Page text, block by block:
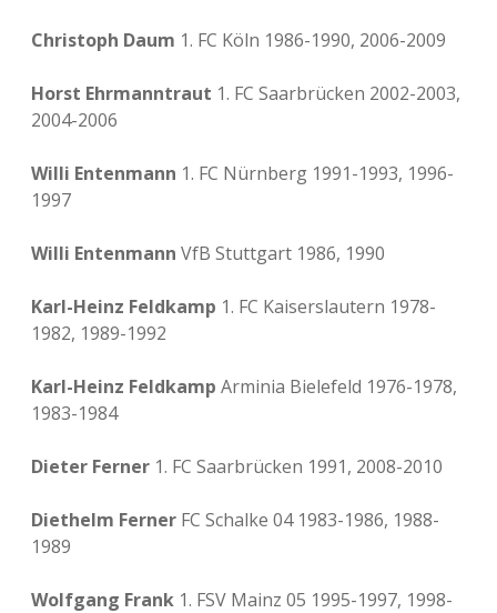
Christoph Daum 1. FC Köln 1986-1990, 2006-2009
Horst Ehrmanntraut 1. FC Saarbrücken 2002-2003,
2004-2006
Willi Entenmann 1. FC Nürnberg 1991-1993, 1996-
1997
Willi Entenmann VfB Stuttgart 1986, 1990
Karl-Heinz Feldkamp 1. FC Kaiserslautern 1978-
1982, 1989-1992
Karl-Heinz Feldkamp Arminia Bielefeld 1976-1978,
1983-1984
Dieter Ferner 1. FC Saarbrücken 1991, 2008-2010
Diethelm Ferner FC Schalke 04 1983-1986, 1988-
1989
Wolfgang Frank 1. FSV Mainz 05 1995-1997, 1998-